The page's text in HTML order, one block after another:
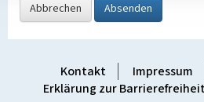
Abbrechen Absenden
Kontakt Impressum
Erklärung zur